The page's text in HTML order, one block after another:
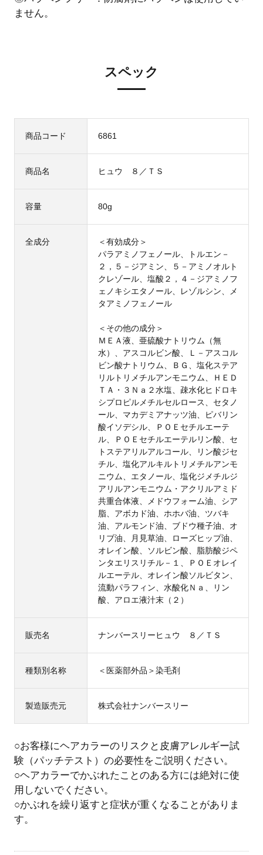
ません。
スペック
商品コード 6861
商品名 ヒュウ ８／ＴＳ
容量 80g
全成分
＜有効成分＞
パラアミノフェノール、トルエン－
２，５－ジアミン、５－アミノオルト
クレゾール、塩酸２，４－ジアミノフ
ェノキシエタノール、レゾルシン、メ
タアミノフェノール
＜その他の成分＞
ＭＥＡ液、亜硫酸ナトリウム（無
水）、アスコルビン酸、Ｌ－アスコル
ビン酸ナトリウム、ＢＧ、塩化ステア
リルトリメチルアンモニウム、ＨＥＤ
ＴＡ・３Ｎａ２水塩、疎水化ヒドロキ
シプロピルメチルセルロース、セタノ
ール、マカデミアナッツ油、ピバリン
酸イソデシル、ＰＯＥセチルエーテ
ル、ＰＯＥセチルエーテルリン酸、セ
トステアリルアルコール、リン酸ジセ
チル、塩化アルキルトリメチルアンモ
ニウム、エタノール、塩化ジメチルジ
アリルアンモニウム・アクリルアミド
共重合体液、メドウフォーム油、シア
脂、アボカド油、ホホバ油、ツバキ
油、アルモンド油、ブドウ種子油、オ
リブ油、月見草油、ローズヒップ油、
オレイン酸、ソルビン酸、脂肪酸ジペ
ンタエリスリチル－１、ＰＯＥオレイ
ルエーテル、オレイン酸ソルビタン、
流動パラフィン、水酸化Ｎａ、リン
酸、アロエ液汁末（２）
販売名 ナンバースリーヒュウ ８／ＴＳ
種類別名称 ＜医薬部外品＞染毛剤
製造販売元 株式会社ナンバースリー
○お客様にヘアカラーのリスクと皮膚アレルギー試
験（パッチテスト）の必要性をご説明ください。
○ヘアカラーでかぶれたことのある方には絶対に使
用しないでください。
○かぶれを繰り返すと症状が重くなることがありま
す。